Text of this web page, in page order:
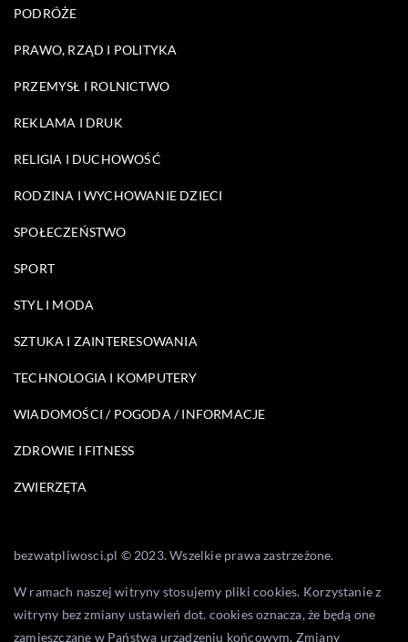
PODRÓŻE
PRAWO, RZĄD I POLITYKA
PRZEMYSŁ I ROLNICTWO
REKLAMA I DRUK
RELIGIA I DUCHOWOŚĆ
RODZINA I WYCHOWANIE DZIECI
SPOŁECZEŃSTWO
SPORT
STYL I MODA
SZTUKA I ZAINTERESOWANIA
TECHNOLOGIA I KOMPUTERY
WIADOMOŚCI / POGODA / INFORMACJE
ZDROWIE I FITNESS
ZWIERZĘTA
bezwatpliwosci.pl © 2023. Wszelkie prawa zastrzeżone.
W ramach naszej witryny stosujemy pliki cookies. Korzystanie z
witryny bez zmiany ustawień dot. cookies oznacza, że będą one
zamieszczane w Państwa urządzeniu końcowym. Zmiany